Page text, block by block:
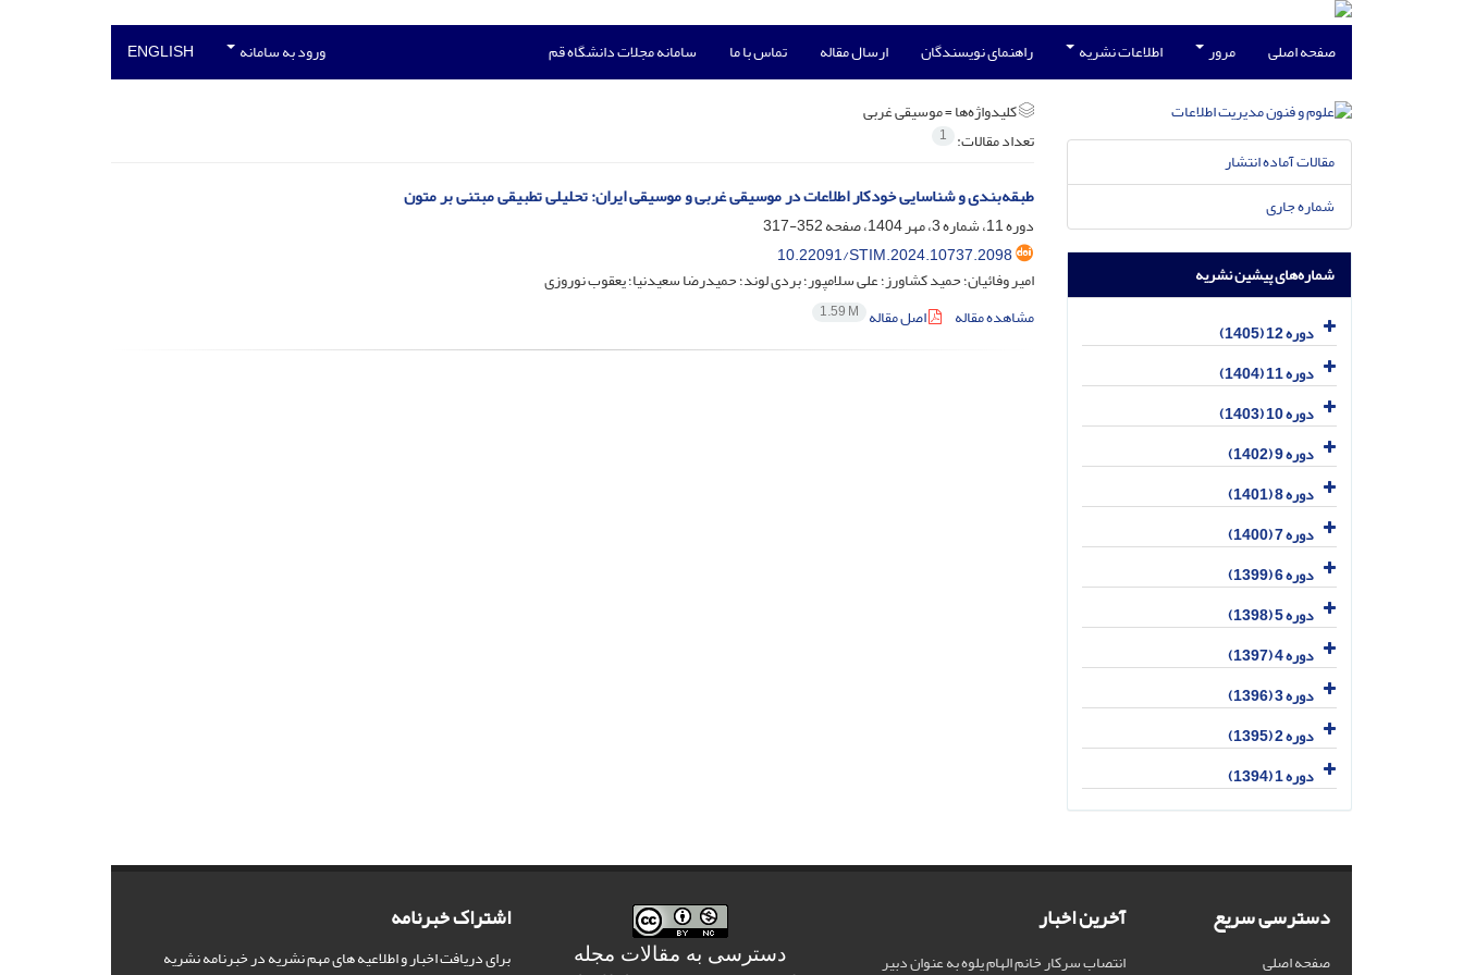
صفحه اصلی مرور اطلاعات نشریه راهنمای نویسندگان ارسال مقاله تماس با ما سامانه مجلات دانشگاه قم ورود به سامانه ENGLISH
کلیدواژه‌ها =موسیقی غربی
تعداد مقالات: 1
طبقه‌بندی و شناسایی خودکار اطلاعات در موسیقی غربی و موسیقی ایران: تحلیلی تطبیقی مبتنی بر متون
دوره 11، شماره 3، مهر 1404، صفحه
352-317
10.22091/STIM.2024.10737.2098
امیر وفائیان؛ حمید کشاورز؛ علی سلامپور؛ بردی لوند؛ حمیدرضا سعیدنیا؛ یعقوب نوروزی
مشاهده مقاله
اصل مقاله 1.59 M
مقالات آماده انتشار
شماره جاری
شماره‌های پیشین نشریه
دوره 12 (1405)
دوره 11 (1404)
دوره 10 (1403)
دوره 9 (1402)
دوره 8 (1401)
دوره 7 (1400)
دوره 6 (1399)
دوره 5 (1398)
دوره 4 (1397)
دوره 3 (1396)
دوره 2 (1395)
دوره 1 (1394)
دسترسی سریع
صفحه اصلی
آخرین اخبار
انتصاب سرکار خانم الهام یلوه به عنوان دبیر
دسترسی به مقالات مجله
اشتراک خبرنامه
برای دریافت اخبار و اطلاعیه های مهم نشریه در خبرنامه نشریه